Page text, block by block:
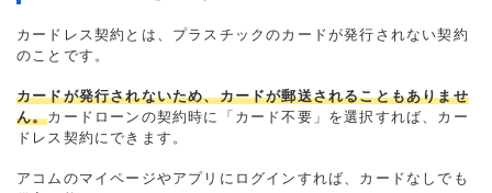
カードレス契約とは、プラスチックのカードが発行されない契約
のことです。
カードが発行されないため、カードが郵送されることもありませ
ん。カードローンの契約時に「カード不要」を選択すれば、カー
ドレス契約にできます。
アコムのマイページやアプリにログインすれば、カードなしでも